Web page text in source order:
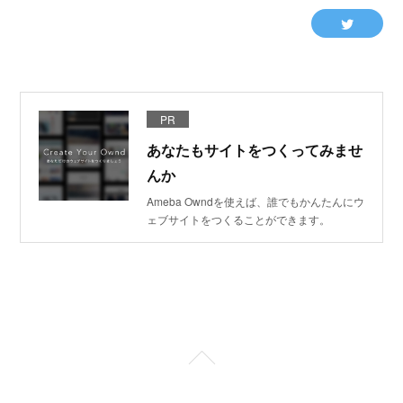
PR
あなたもサイトをつくってみませ
んか
Ameba Owndを使えば、誰でもかんたんにウ
ェブサイトをつくることができます。